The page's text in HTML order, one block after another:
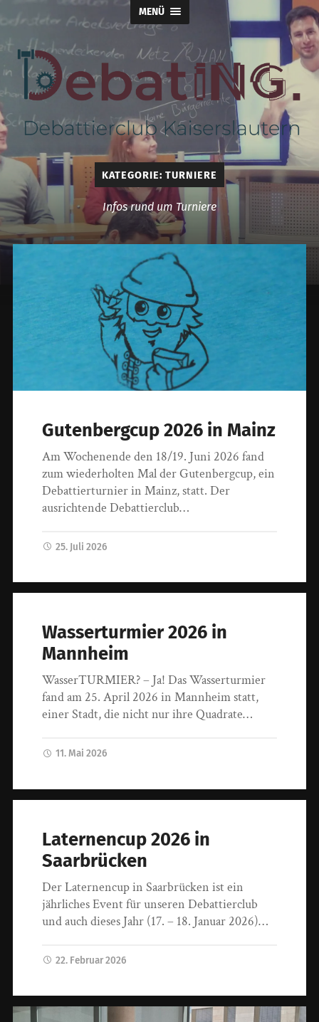
MENÜ
DebatING.
KATEGORIE: TURNIERE
Infos rund um Turniere
Gutenbergcup 2026 in Mainz
Am Wochenende den 18/19. Juni 2026 fand
zum wiederholten Mal der Gutenbergcup, ein
Debattierturnier in Mainz, statt. Der
ausrichtende Debattierclub…
25. Juli 2026
Wasserturmier 2026 in
Mannheim
WasserTURMIER? – Ja! Das Wasserturmier
fand am 25. April 2026 in Mannheim statt,
einer Stadt, die nicht nur ihre Quadrate…
11. Mai 2026
Laternencup 2026 in
Saarbrücken
Der Laternencup in Saarbrücken ist ein
jährliches Event für unseren Debattierclub
und auch dieses Jahr (17. – 18. Januar 2026)…
22. Februar 2026